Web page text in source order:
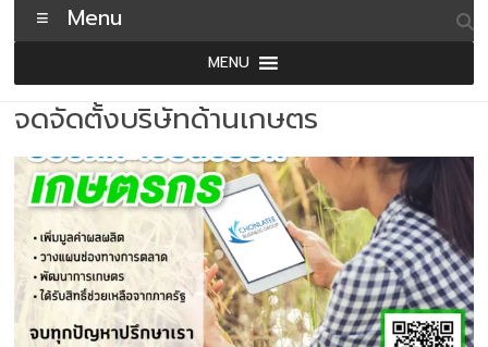
Menu
MENU
จดจัดตั้งบริษัทด้านเกษตร